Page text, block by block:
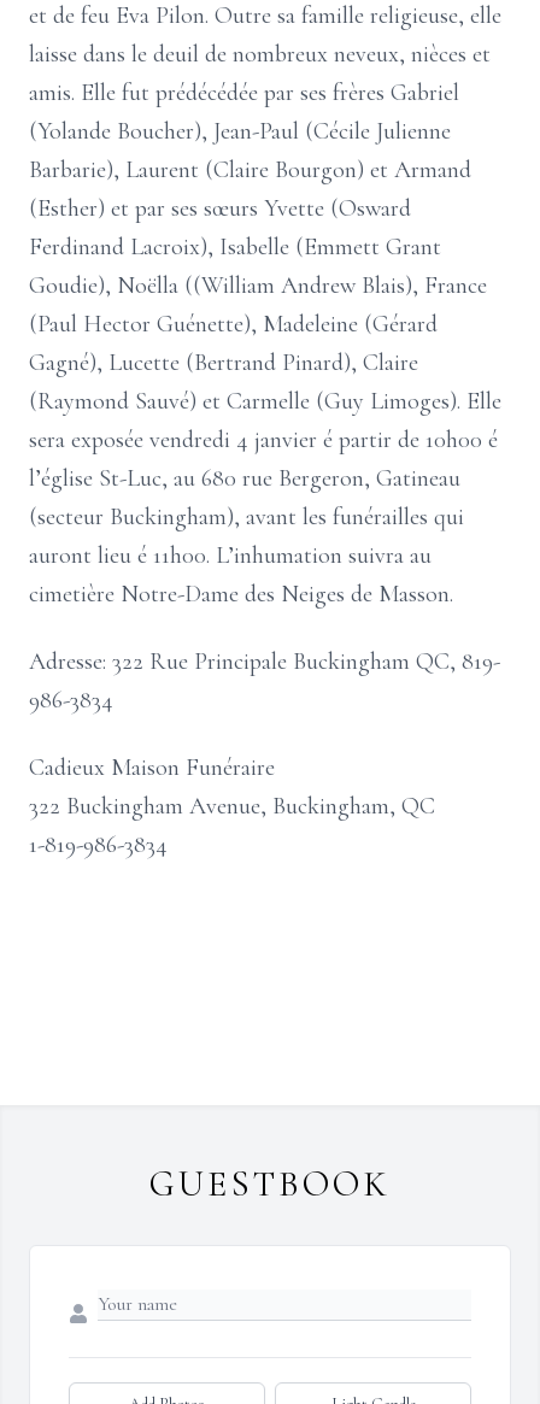
et de feu Eva Pilon. Outre sa famille religieuse, elle
laisse dans le deuil de nombreux neveux, nièces et
amis. Elle fut prédécédée par ses frères Gabriel
(Yolande Boucher), Jean-Paul (Cécile Julienne
Barbarie), Laurent (Claire Bourgon) et Armand
(Esther) et par ses sœurs Yvette (Osward
Ferdinand Lacroix), Isabelle (Emmett Grant
Goudie), Noëlla ((William Andrew Blais), France
(Paul Hector Guénette), Madeleine (Gérard
Gagné), Lucette (Bertrand Pinard), Claire
(Raymond Sauvé) et Carmelle (Guy Limoges). Elle
sera exposée vendredi 4 janvier é partir de 10h00 é
l’église St-Luc, au 680 rue Bergeron, Gatineau
(secteur Buckingham), avant les funérailles qui
auront lieu é 11h00. L’inhumation suivra au
cimetière Notre-Dame des Neiges de Masson.
Adresse: 322 Rue Principale Buckingham QC, 819-
986-3834
Cadieux Maison Funéraire
322 Buckingham Avenue, Buckingham, QC
1-819-986-3834
GUESTBOOK